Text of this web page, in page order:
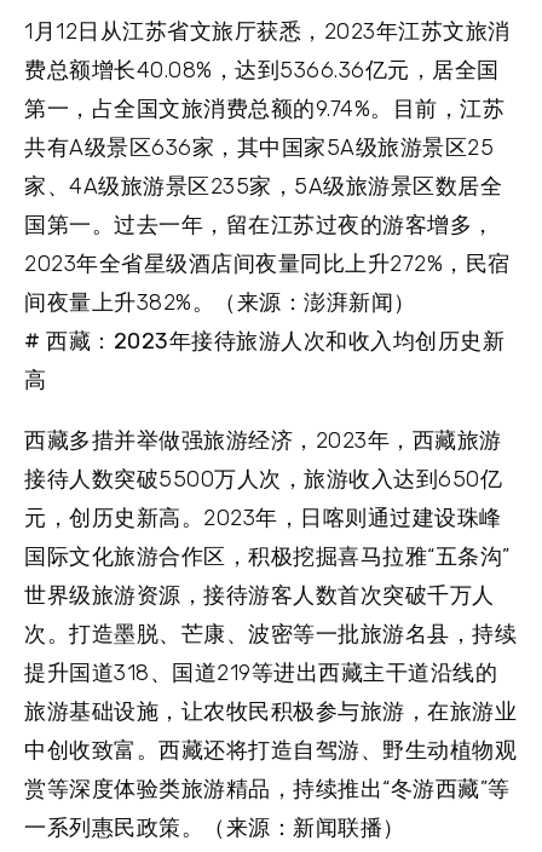
1月12日从江苏省文旅厅获悉，2023年江苏文旅消
费总额增长40.08%，达到5366.36亿元，居全国
第一，占全国文旅消费总额的9.74%。目前，江苏
共有A级景区636家，其中国家5A级旅游景区25
家、4A级旅游景区235家，5A级旅游景区数居全
国第一。过去一年，留在江苏过夜的游客增多，
2023年全省星级酒店间夜量同比上升272%，民宿
间夜量上升382%。（来源：澎湃新闻）
# 西藏：2023年接待旅游人次和收入均创历史新
高
西藏多措并举做强旅游经济，2023年，西藏旅游
接待人数突破5500万人次，旅游收入达到650亿
元，创历史新高。2023年，日喀则通过建设珠峰
国际文化旅游合作区，积极挖掘喜马拉雅“五条沟”
世界级旅游资源，接待游客人数首次突破千万人
次。打造墨脱、芒康、波密等一批旅游名县，持续
提升国道318、国道219等进出西藏主干道沿线的
旅游基础设施，让农牧民积极参与旅游，在旅游业
中创收致富。西藏还将打造自驾游、野生动植物观
赏等深度体验类旅游精品，持续推出“冬游西藏”等
一系列惠民政策。（来源：新闻联播）